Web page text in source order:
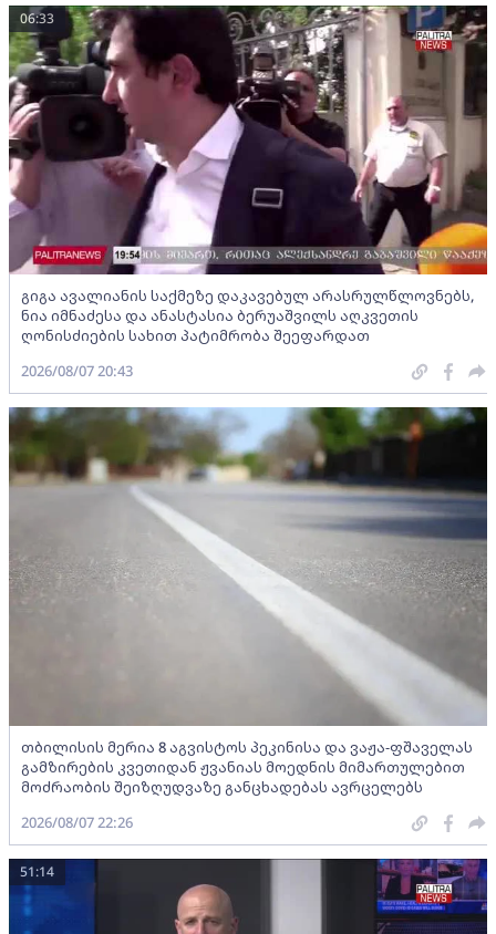
გიგა ავალიანის საქმეზე დაკავებულ არასრულწლოვნებს,
ნია იმნაძესა და ანასტასია ბერუაშვილს აღკვეთის
ღონისძიების სახით პატიმრობა შეეფარდათ
06:33
2026/08/07 20:43
თბილისის მერია 8 აგვისტოს პეკინისა და ვაჟა-ფშაველას
გამზირების კვეთიდან ჟვანიას მოედნის მიმართულებით
მოძრაობის შეიზღუდვაზე განცხადებას ავრცელებს
2026/08/07 22:26
51:14